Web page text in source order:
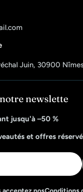
Juin, 30900
newslette
jusqu'à –50 %
et offres